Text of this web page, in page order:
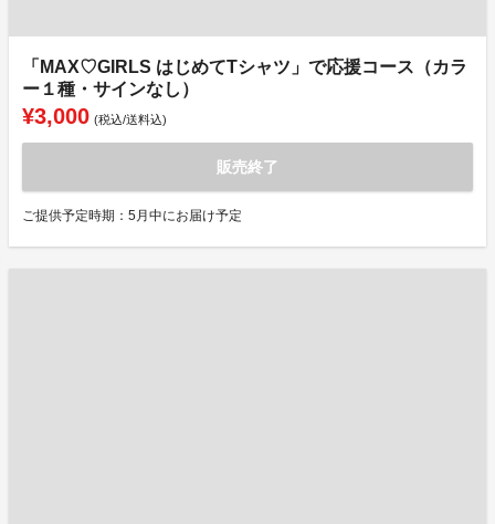
「MAX♡GIRLS はじめてTシャツ」で応援コース（カラ
ー１種・サインなし）
¥3,000 (税込/送料込)
販売終了
ご提供予定時期：5月中にお届け予定